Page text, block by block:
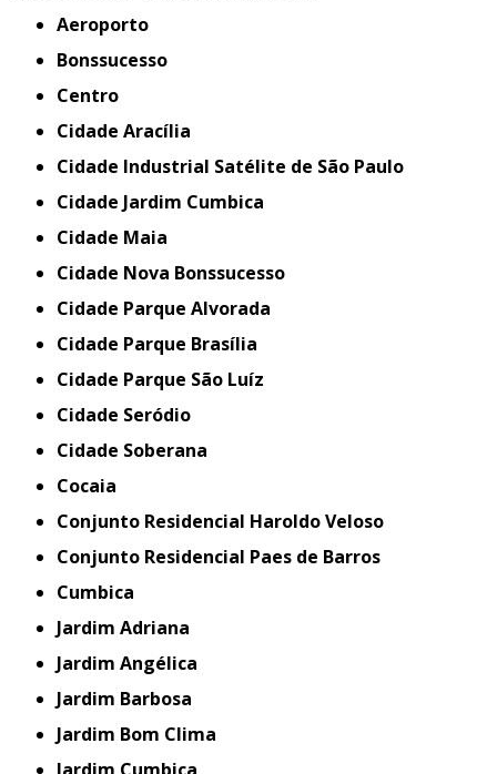
Aeroporto
Bonssucesso
Centro
Cidade Aracília
Cidade Industrial Satélite de São Paulo
Cidade Jardim Cumbica
Cidade Maia
Cidade Nova Bonssucesso
Cidade Parque Alvorada
Cidade Parque Brasília
Cidade Parque São Luíz
Cidade Seródio
Cidade Soberana
Cocaia
Conjunto Residencial Haroldo Veloso
Conjunto Residencial Paes de Barros
Cumbica
Jardim Adriana
Jardim Angélica
Jardim Barbosa
Jardim Bom Clima
Jardim Cumbica